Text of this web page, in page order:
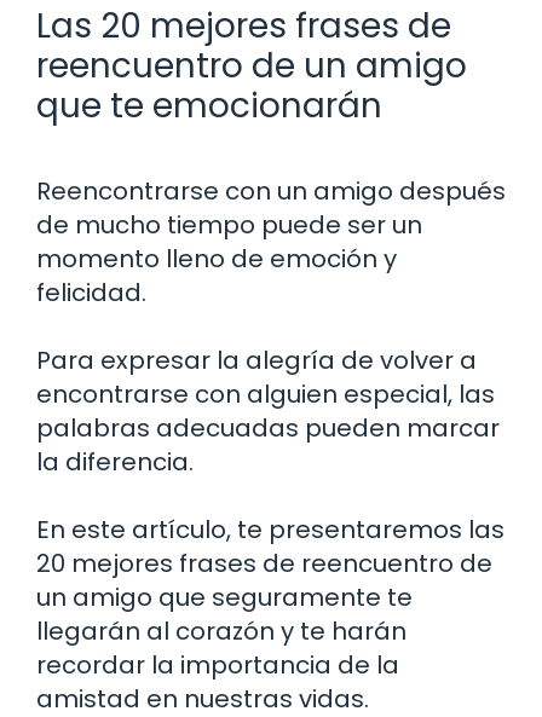
Las 20 mejores frases de
reencuentro de un amigo
que te emocionarán
Reencontrarse con un amigo después
de mucho tiempo puede ser un
momento lleno de emoción y
felicidad.
Para expresar la alegría de volver a
encontrarse con alguien especial, las
palabras adecuadas pueden marcar
la diferencia.
En este artículo, te presentaremos las
20 mejores frases de reencuentro de
un amigo que seguramente te
llegarán al corazón y te harán
recordar la importancia de la
amistad en nuestras vidas.